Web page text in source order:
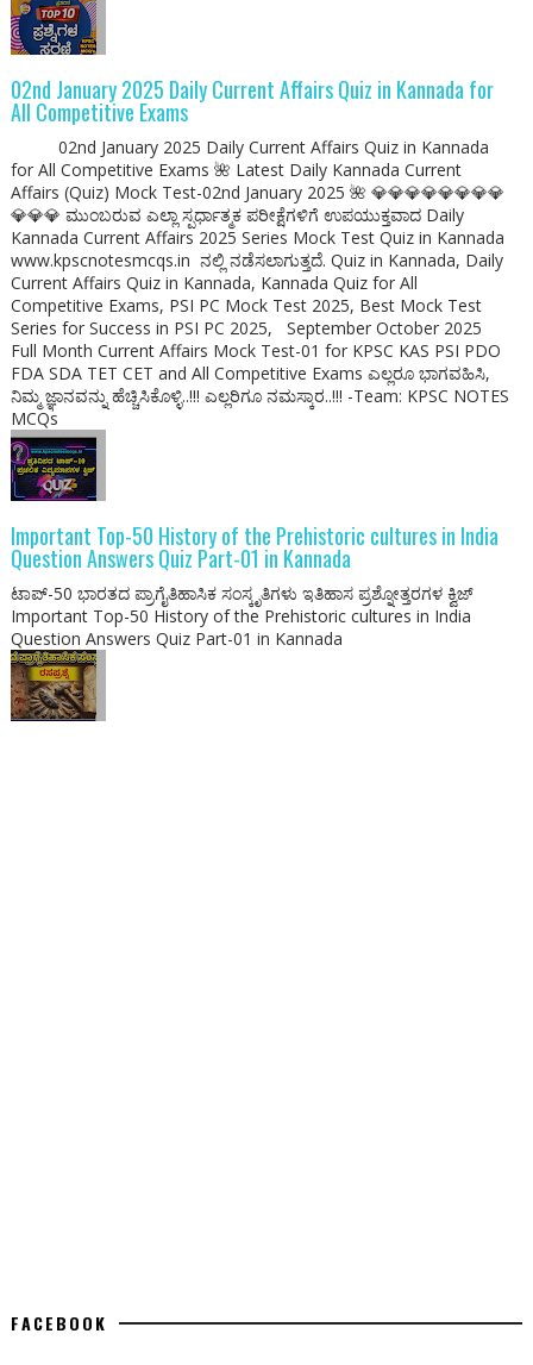
02nd January 2025 Daily Current Affairs Quiz in Kannada for
All Competitive Exams
02nd January 2025 Daily Current Affairs Quiz in Kannada
for All Competitive Exams 🌺 Latest Daily Kannada Current
Affairs (Quiz) Mock Test-02nd January 2025 🌺 💎💎💎💎💎💎💎💎
💎💎💎 ಮುಂಬರುವ ಎಲ್ಲಾ ಸ್ಪರ್ಧಾತ್ಮಕ ಪರೀಕ್ಷೆಗಳಿಗೆ ಉಪಯುಕ್ತವಾದ Daily
Kannada Current Affairs 2025 Series Mock Test Quiz in Kannada
www.kpscnotesmcqs.in ನಲ್ಲಿ ನಡೆಸಲಾಗುತ್ತದೆ‌. Quiz in Kannada, Daily
Current Affairs Quiz in Kannada, Kannada Quiz for All
Competitive Exams, PSI PC Mock Test 2025, Best Mock Test
Series for Success in PSI PC 2025, September October 2025
Full Month Current Affairs Mock Test-01 for KPSC KAS PSI PDO
FDA SDA TET CET and All Competitive Exams ಎಲ್ಲರೂ ಭಾಗವಹಿಸಿ,
ನಿಮ್ಮ ಜ್ಞಾನವನ್ನು ಹೆಚ್ಚಿಸಿಕೊಳ್ಳಿ..!!! ಎಲ್ಲರಿಗೂ ನಮಸ್ಕಾರ..!!! -Team: KPSC NOTES
MCQs
Important Top-50 History of the Prehistoric cultures in India
Question Answers Quiz Part-01 in Kannada
ಟಾಪ್-50 ಭಾರತದ ಪ್ರಾಗೈತಿಹಾಸಿಕ ಸಂಸ್ಕೃತಿಗಳು ಇತಿಹಾಸ ಪ್ರಶ್ನೋತ್ತರಗಳ ಕ್ವಿಜ್
Important Top-50 History of the Prehistoric cultures in India
Question Answers Quiz Part-01 in Kannada
FACEBOOK